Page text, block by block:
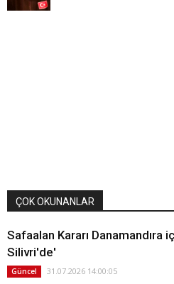
ÇOK OKUNANLAR
Safaalan Kararı Danamandıra
Silivri'de'
Güncel 31.07.2026 14:00:05